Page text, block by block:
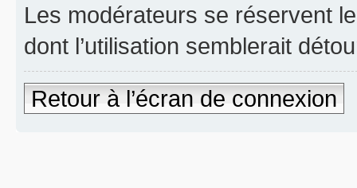
Les modérateurs se réservent
dont l’utilisation semblerait
Retour à l’écran de connexion